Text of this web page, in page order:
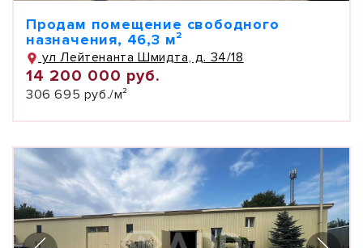
Продам помещение свободного
назначения, 46,3 м²
ул Лейтенанта Шмидта, д. 34/18
14 200 000 руб.
306 695 руб./м²